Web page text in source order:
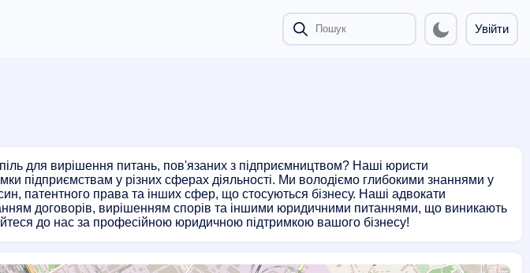
Увійти
для вирішення питань, пов'язаних з підприємництвом? Наші юристи
підприємствам у різних сферах діяльності. Ми володіємо глибокими знаннями у
патентного права та інших сфер, що стосуються бізнесу. Наші адвокати
договорів, вирішенням спорів та іншими юридичними питаннями, що виникають
до нас за професійною юридичною підтримкою вашого бізнесу!